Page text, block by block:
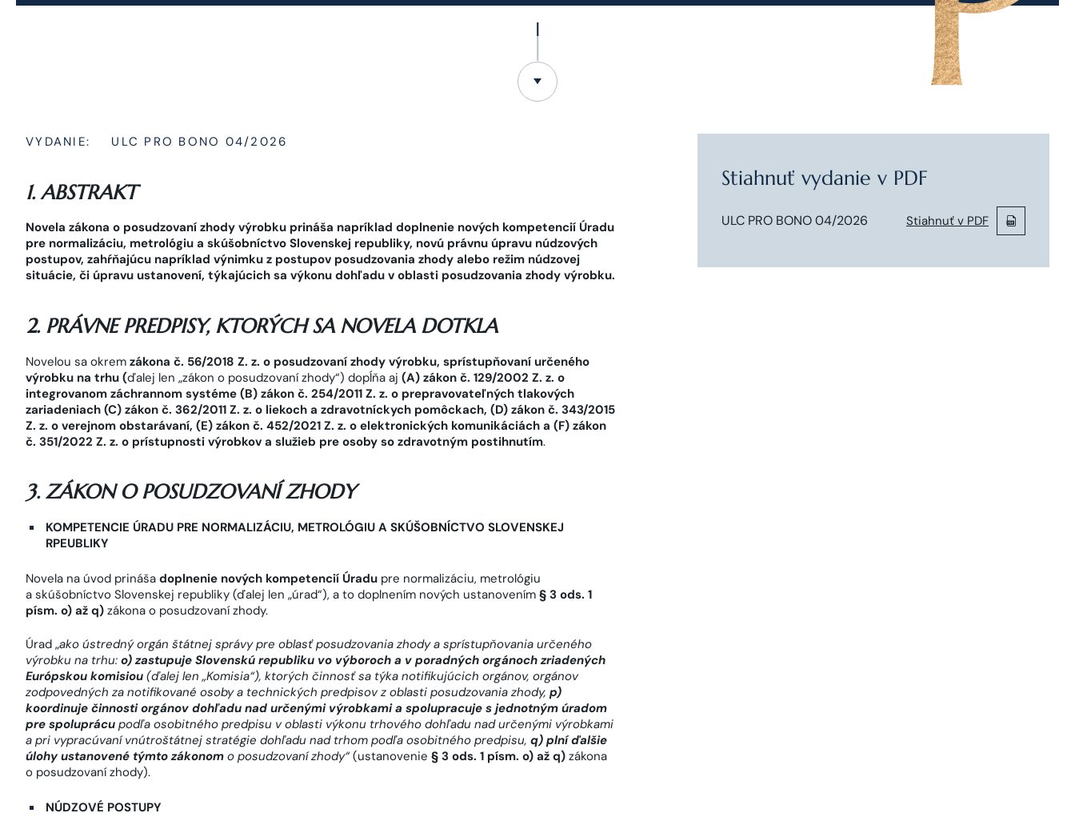
VYDANIE: ULC PRO BONO 04/2026
1. ABSTRAKT
Novela zákona o posudzovaní zhody výrobku prináša napríklad doplnenie nových kompetencií Úradu
pre normalizáciu, metrológiu a skúšobníctvo Slovenskej republiky, novú právnu úpravu núdzových
postupov, zahŕňajúcu napríklad výnimku z postupov posudzovania zhody alebo režim núdzovej
situácie, či úpravu ustanovení, týkajúcich sa výkonu dohľadu v oblasti posudzovania zhody výrobku.
2. PRÁVNE PREDPISY, KTORÝCH SA NOVELA DOTKLA
Novelou sa okrem zákona č. 56/2018 Z. z. o posudzovaní zhody výrobku, sprístupňovaní určeného
výrobku na trhu (ďalej len „zákon o posudzovaní zhody“) dopĺňa aj (A) zákon č. 129/2002 Z. z. o
integrovanom záchrannom systéme (B) zákon č. 254/2011 Z. z. o prepravovateľných tlakových
zariadeniach (C) zákon č. 362/2011 Z. z. o liekoch a zdravotníckych pomôckach, (D) zákon č. 343/2015
Z. z. o verejnom obstarávaní, (E) zákon č. 452/2021 Z. z. o elektronických komunikáciách a (F) zákon
č. 351/2022 Z. z. o prístupnosti výrobkov a služieb pre osoby so zdravotným postihnutím.
3. ZÁKON O POSUDZOVANÍ ZHODY
KOMPETENCIE ÚRADU PRE NORMALIZÁCIU, METROLÓGIU A SKÚŠOBNÍCTVO SLOVENSKEJ
RPEUBLIKY
Novela na úvod prináša doplnenie nových kompetencií Úradu pre normalizáciu, metrológiu
a skúšobníctvo Slovenskej republiky (ďalej len „úrad“), a to doplnením nových ustanovením § 3 ods. 1
písm. o) až q) zákona o posudzovaní zhody.
Úrad „ako ústredný orgán štátnej správy pre oblasť posudzovania zhody a sprístupňovania určeného
výrobku na trhu: o) zastupuje Slovenskú republiku vo výboroch a v poradných orgánoch zriadených
Európskou komisiou (ďalej len „Komisia“), ktorých činnosť sa týka notifikujúcich orgánov, orgánov
zodpovedných za notifikované osoby a technických predpisov z oblasti posudzovania zhody, p)
koordinuje činnosti orgánov dohľadu nad určenými výrobkami a spolupracuje s jednotným úradom
pre spoluprácu podľa osobitného predpisu v oblasti výkonu trhového dohľadu nad určenými výrobkami
a pri vypracúvaní vnútroštátnej stratégie dohľadu nad trhom podľa osobitného predpisu, q) plní ďalšie
úlohy ustanovené týmto zákonom o posudzovaní zhody“(ustanovenie § 3 ods. 1 písm. o) až q) zákona
o posudzovaní zhody).
NÚDZOVÉ POSTUPY
Stiahnuť vydanie v PDF
ULC PRO BONO 04/2026 Stiahnuť v PDF